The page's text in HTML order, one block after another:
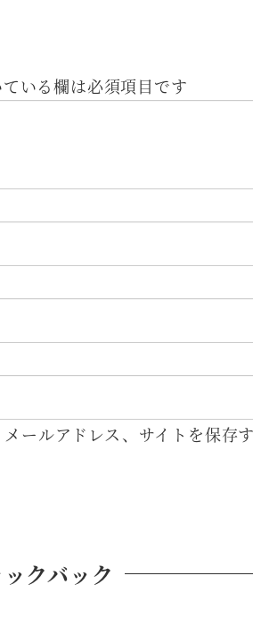
いる欄は必須項目です
ールアドレス、サイトを保存す
クバック